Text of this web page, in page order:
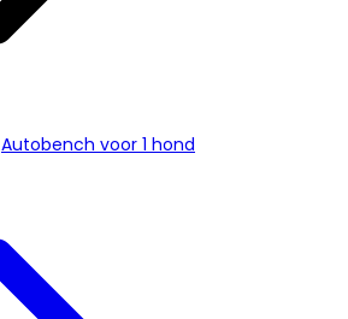
Autobench voor 1 hond